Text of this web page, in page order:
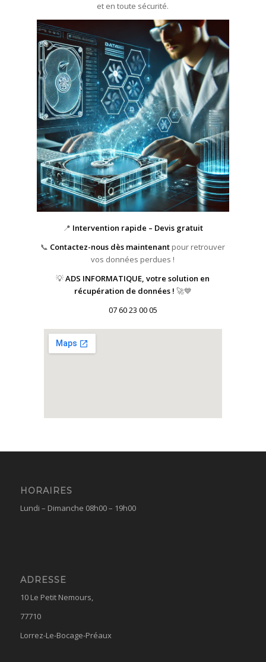
et en toute sécurité.
📍 Intervention rapide – Devis gratuit
📞 Contactez-nous dès maintenant pour retrouver
vos données perdues !
💡ADS INFORMATIQUE, votre solution en
récupération de données ! 🚀💙
07 60 23 00 05
HORAIRES
Lundi – Dimanche 08h00 – 19h00
ADRESSE
10 Le Petit Nemours,
77710
Lorrez-Le-Bocage-Préaux